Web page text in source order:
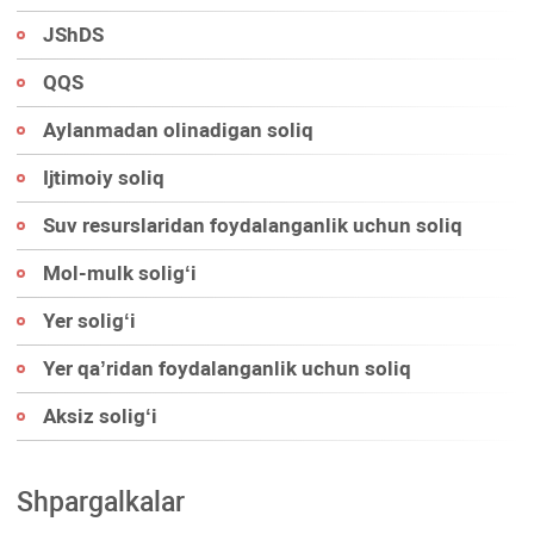
JShDS
QQS
Aylanmadan olinadigan soliq
Ijtimoiy soliq
Suv resurslaridan foydalanganlik uchun soliq
Mol-mulk soligʻi
Yer soligʻi
Yer qa’ridan foydalanganlik uchun soliq
Aksiz soligʻi
Shpargalkalar